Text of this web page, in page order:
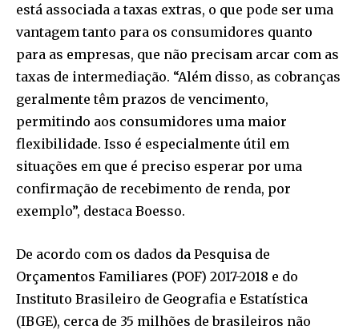
está associada a taxas extras, o que pode ser uma
vantagem tanto para os consumidores quanto
para as empresas, que não precisam arcar com as
taxas de intermediação. “Além disso, as cobranças
geralmente têm prazos de vencimento,
permitindo aos consumidores uma maior
flexibilidade. Isso é especialmente útil em
situações em que é preciso esperar por uma
confirmação de recebimento de renda, por
exemplo”, destaca Boesso.
De acordo com os dados da Pesquisa de
Orçamentos Familiares (POF) 2017-2018 e do
Instituto Brasileiro de Geografia e Estatística
(IBGE), cerca de 35 milhões de brasileiros não